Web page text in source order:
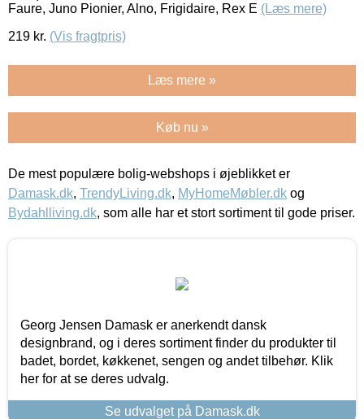
Faure, Juno Pionier, Alno, Frigidaire, Rex E (Læs mere)
219 kr. (Vis fragtpris)
Læs mere »
Køb nu »
De mest populære bolig-webshops i øjeblikket er
Damask.dk, TrendyLiving.dk, MyHomeMøbler.dk og
Bydahlliving.dk, som alle har et stort sortiment til gode priser.
Georg Jensen Damask er anerkendt dansk
designbrand, og i deres sortiment finder du produkter til
badet, bordet, køkkenet, sengen og andet tilbehør. Klik
her for at se deres udvalg.
Se udvalget på Damask.dk